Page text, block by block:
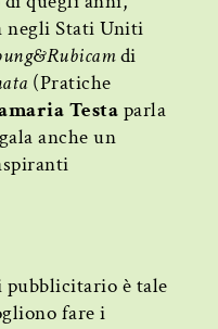
negli Stati Uniti
di
(Pratiche
Testa parla
anche un
pubblicitario è tale
fare i